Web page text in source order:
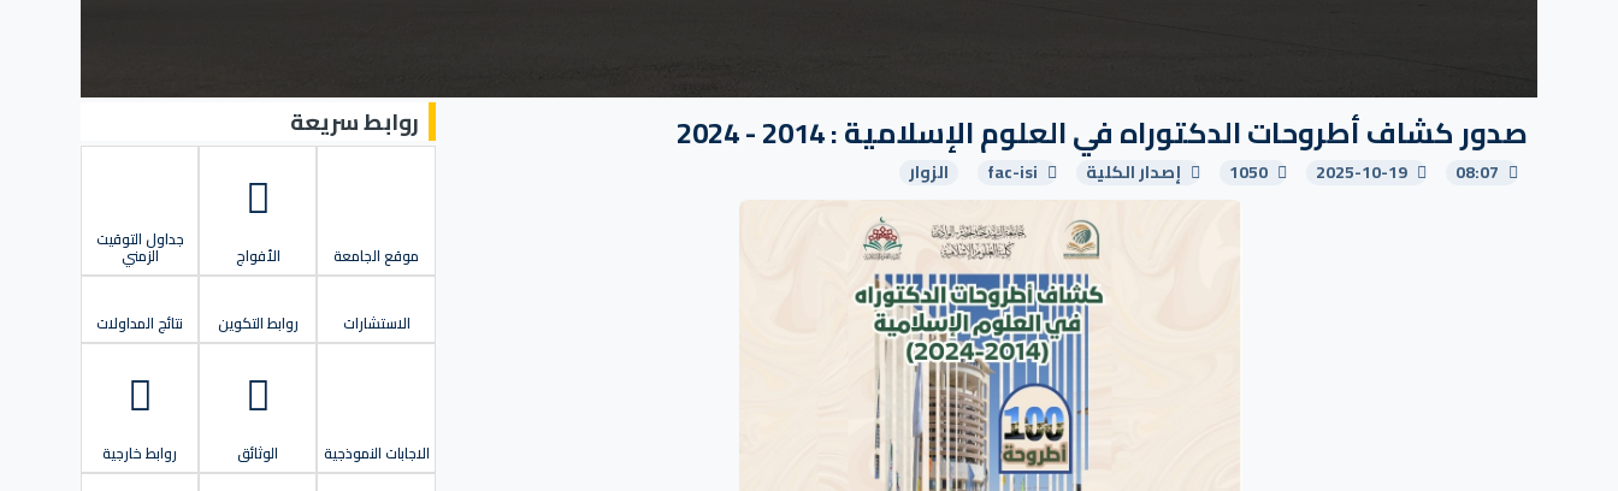
صدور كشاف أطروحات الدكتوراه في العلوم الإسلامية : 2014 - 2024
08:07
2025-10-19
1050 إصدار الكلية fac-isi الزوار
روابط سريعة
موقع الجامعة الأفواج
جداول التوقيت
الزمني
الاستشارات روابط التكوين نتائج المداولات
الاجابات النموذجية الوثائق روابط خارجية